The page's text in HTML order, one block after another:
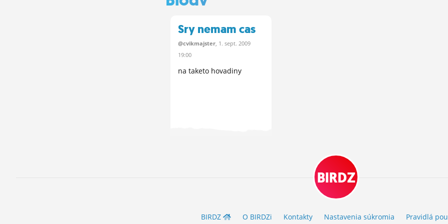
Sry nemam cas
@cvikmajster , 1.sept. 2009
19:00
na taketo hovadiny
BIRDZ
BIRDZ O BIRDZi Kontakty Nastavenia súkromia Pravidlá